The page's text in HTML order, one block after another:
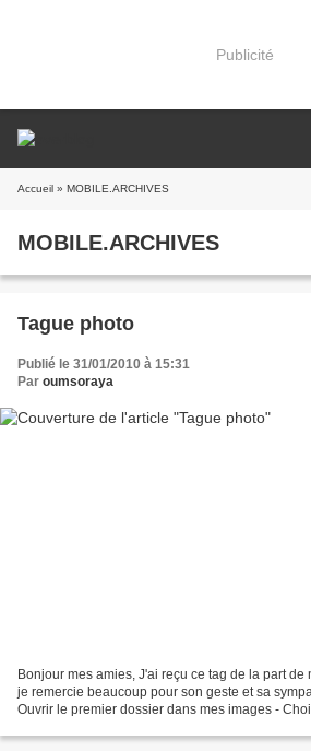
Publicité
Accueil » MOBILE.ARCHIVES
MOBILE.ARCHIVES
Tague photo
Publié le 31/01/2010 à 15:31
Par oumsoraya
Bonjour mes amies, J'ai reçu ce tag de la part
je remercie beaucoup pour son geste et sa
Ouvrir le premier dossier dans mes images -